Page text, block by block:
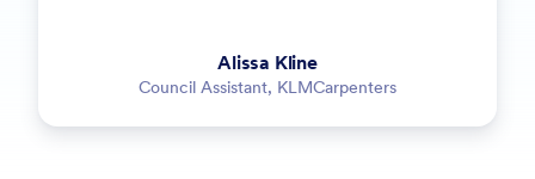
Alissa Kline
Council Assistant, KLMCarpenters